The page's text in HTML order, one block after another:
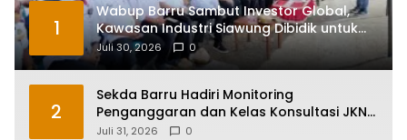
1
Wabup Barru Sambut Investor Global,
Kawasan Industri Siawung Dibidik untuk
Hilirisasi Bawang Putih
Juli 30, 2026 0
2
Sekda Barru Hadiri Monitoring
Penganggaran dan Kelas Konsultasi JKN
2026 Bersama BPJS Kesehatan di
Juli 31, 2026 0